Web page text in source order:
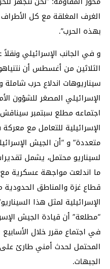
الغرف المغلقة مع كل
بهذه الحرب”.
الثلاثين من أغسطس أن
سيناريوهات اندلاع حرب شاملة
الإسرائيلي المصغر للشؤون
اجتماعه مطلع سبتمبر
الإسرائيلية للتعامل مع
متعددة” و “أن الجيش
لسيناريو محتمل، يشمل
ما اندلعت مواجهة عسكرية
قطاع غزة والمناطق الحدودية
الإسرائيلية لمثل هذا
“مطلعة” أن قيادة الجيش
في اجتماع مقرر خلال الأسابيع
المحتمل لحدث أمني طارئ
الجبهات.